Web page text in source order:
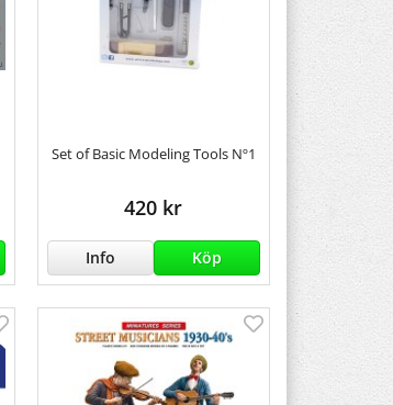
Set of Basic Modeling Tools Nº1
420 kr
Info Köp